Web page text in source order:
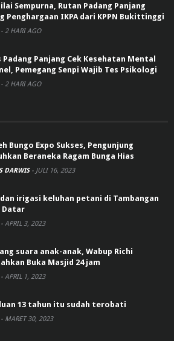
Sempurna, Rutan Padang Panjang
Penghargaan IKPA dari KPPN Bukittinggi
- 2 HARI AGO
Padang Panjang Cek Kesehatan Mental
Pemegang Senpi Wajib Tes Psikologi
- 2 HARI AGO
Bungo Expo Sukses, Pengunjung
Beraneka Ragam Bunga Hias
DARWIS - JULI 16, 2023
dan irigasi keluhan petani di Tambangan
Datar
- APRIL 3, 2023
suara anak-anak, Wabup Richi
Buka Masjid 24 jam
- APRIL 1, 2023
13 tahun itu sudah terobati
- MARET 30, 2023